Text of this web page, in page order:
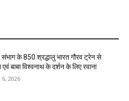
के 850 श्रद्धालु भारत गौरव ट्रेन से
एवं बाबा विश्वनाथ के दर्शन के लिए रवाना
6, 2026